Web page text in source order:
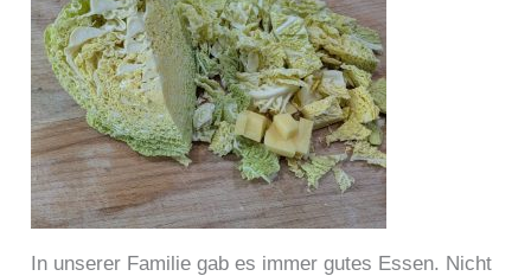
In unserer Familie gab es immer gutes Essen. Nicht